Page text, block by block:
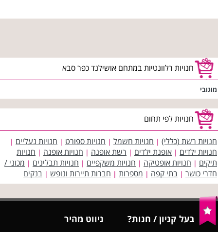
חנויות רלוונטיות במתחם אושילנד כפר סבא
מוגובי
חנויות לפי תחום
חנויות רשת (כללי) | חנויות חשמל | חנויות ספורט | חנויות נעליים |
חנויות ילדים | אופנת ילדים | רשת אופנה | חנויות אופנה | חנויות
תיקים | חנויות אופטיקה | חנויות משקפיים | חנויות תבלינים | מכוני /
חדרי כושר | בתי קפה | מספרות | חברות תיירות ונופש | בנקים
בעל קניון / חנות?
ניווט מהיר